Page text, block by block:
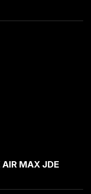
AIR MAX JDE